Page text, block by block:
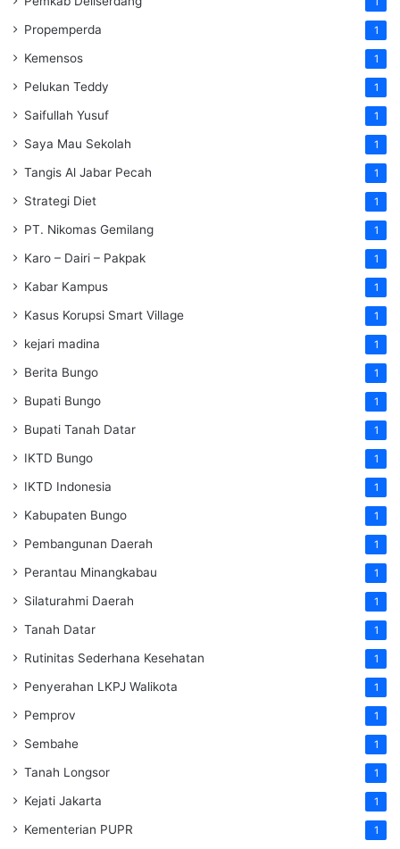
Propemperda 1
Kemensos 1
Pelukan Teddy 1
Saifullah Yusuf 1
Saya Mau Sekolah 1
Tangis Al Jabar Pecah 1
Strategi Diet 1
PT. Nikomas Gemilang 1
Karo – Dairi – Pakpak 1
Kabar Kampus 1
Kasus Korupsi Smart Village 1
kejari madina 1
Berita Bungo 1
Bupati Bungo 1
Bupati Tanah Datar 1
IKTD Bungo 1
IKTD Indonesia 1
Kabupaten Bungo 1
Pembangunan Daerah 1
Perantau Minangkabau 1
Silaturahmi Daerah 1
Tanah Datar 1
Rutinitas Sederhana Kesehatan 1
Penyerahan LKPJ Walikota 1
Pemprov 1
Sembahe 1
Tanah Longsor 1
Kejati Jakarta 1
Kementerian PUPR 1